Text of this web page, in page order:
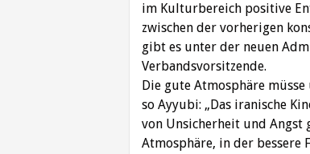
im Kulturbereich positive
zwischen der vorherigen
gibt es unter der neuen
Verbandsvorsitzende.
Die gute Atmosphäre
so Ayyubi: „Das iranische
von Unsicherheit und Angst
Atmosphäre, in der bessere